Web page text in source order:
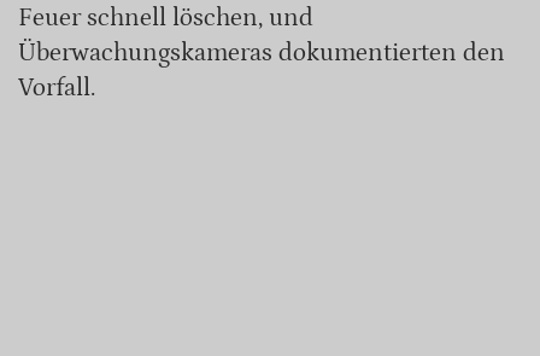
Feuer schnell löschen, und
Überwachungskameras dokumentierten den
Vorfall.